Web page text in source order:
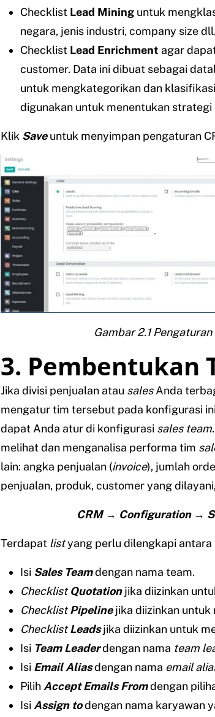
Checklist Lead Mining untuk
negara, jenis industri, company size dll.
Checklist Lead Enrichment agar
customer. Data ini dibuat sebagai
untuk mengkategorikan dan
digunakan untuk menentukan
Klik Saveuntuk menyimpan pengaturan
Gambar 2.1
3. Pembentukan
Jika divisi penjualan atau salesAnda
mengatur tim tersebut pada konfigurasi
dapat Anda atur di konfigurasi sales team
melihat dan menganalisa performa tim
lain: angka penjualan (invoice), jumlah
penjualan, produk, customer yang
CRM → Configuration →
Terdapat listyang perlu dilengkapi antara
Isi Sales Teamdengan nama team.
ChecklistQuotationjika diizinkan
ChecklistPipelinejika diizinkan untuk
ChecklistLeadsjika diizinkan untuk
Isi Team Leaderdengan nama team
Isi Email Aliasdengan nama email
PilihAccept Emails Fromdengan
Isi Assign to dengan nama karyawan